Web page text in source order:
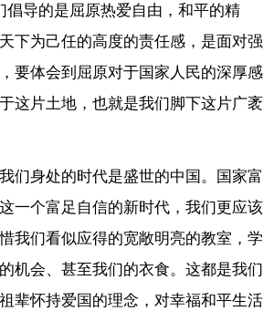
倡导的是屈原热爱自由，和平的精
下为己任的高度的责任感，是面对强
要体会到屈原对于国家人民的深厚感
这片土地，也就是我们脚下这片广袤
们身处的时代是盛世的中国。国家富
一个富足自信的新时代，我们更应该
我们看似应得的宽敞明亮的教室，学
机会、甚至我们的衣食。这都是我们
辈怀持爱国的理念，对幸福和平生活